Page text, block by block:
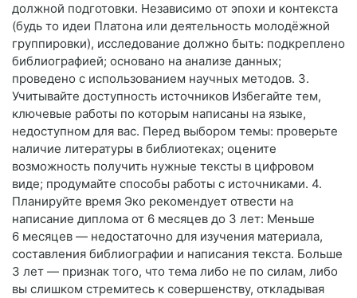
должной подготовки. Независимо от эпохи и контекста
(будь то идеи Платона или деятельность молодёжной
группировки), исследование должно быть: подкреплено
библиографией; основано на анализе данных;
проведено с использованием научных методов. 3.
Учитывайте доступность источников Избегайте тем,
ключевые работы по которым написаны на языке,
недоступном для вас. Перед выбором темы: проверьте
наличие литературы в библиотеках; оцените
возможность получить нужные тексты в цифровом
виде; продумайте способы работы с источниками. 4.
Планируйте время Эко рекомендует отвести на
написание диплома от 6 месяцев до 3 лет: Меньше
6 месяцев — недостаточно для изучения материала,
составления библиографии и написания текста. Больше
3 лет — признак того, что тема либо не по силам, либо
вы слишком стремитесь к совершенству, откладывая